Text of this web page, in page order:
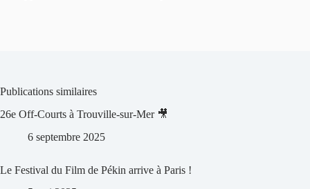
Publications similaires
26e Off-Courts à Trouville-sur-Mer 🎥
6 septembre 2025
Le Festival du Film de Pékin arrive à Paris !